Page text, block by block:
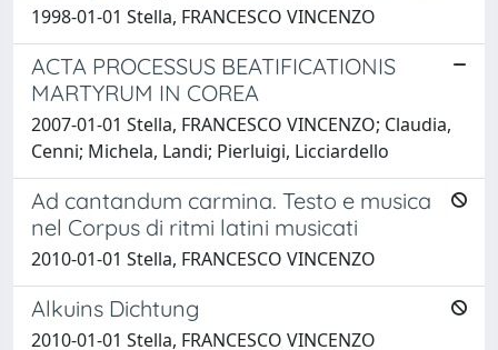
1998-01-01 Stella, FRANCESCO VINCENZO
ACTA PROCESSUS BEATIFICATIONIS
MARTYRUM IN COREA
2007-01-01 Stella, FRANCESCO VINCENZO; Claudia,
Cenni; Michela, Landi; Pierluigi, Licciardello
Ad cantandum carmina. Testo e musica
nel Corpus di ritmi latini musicati
2010-01-01 Stella, FRANCESCO VINCENZO
Alkuins Dichtung
2010-01-01 Stella, FRANCESCO VINCENZO